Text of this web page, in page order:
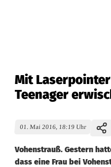
Mit
Teenager
01. Mai 2016, 18:19 Uhr
Vohenstrauß. Gestern
dass eine Frau bei